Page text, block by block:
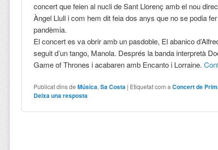
concert que feien al nucli de Sant Llorenç amb el nou
Àngel Llull i com hem dit feia dos anys que no se podia
pandèmia.
El concert es va obrir amb un pasdoble, El abanico
seguit d’un tango, Manola. Després la banda interpretà
Game of Thrones i acabaren amb Encanto i Lorraine.
Publicat dins de Música,Sa Costa | Etiquetat com a Concert de
Deixa una resposta